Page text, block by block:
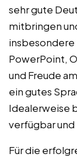
sehr gute
mitbringen
insbesondere
PowerPoint,
und Freude
ein gutes
Idealerweise
verfügbar und
Für die